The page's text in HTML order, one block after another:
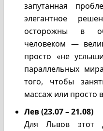
запутанная
элегантное
осторожны в
человеком —
просто «не
параллельных
того, чтобы
массаж или просто
Лев (23.07 – 21.08)
Для Львов этот